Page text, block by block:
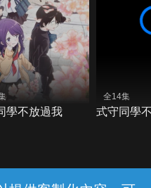
學不放過我
全14集
式守同學